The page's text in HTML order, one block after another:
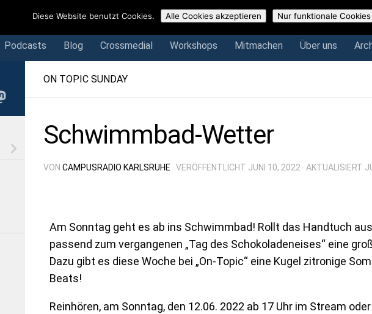
Podcasts Blog Crossmedial Workshops Mitmachen Über uns Archiv
Podcasts Blog Crossmedial Workshops Mitmachen Über uns
ON TOPIC SUNDAY
Schwimmbad-Wetter
VON CAMPUSRADIO KARLSRUHE · VERÖFFENTLICHT JUNI 10, 2022 · AKTUALISIERT
Am Sonntag geht es ab ins Schwimmbad! Rollt das Handtuch
passend zum vergangenen „Tag des Schokoladeneises“ eine
Dazu gibt es diese Woche bei „On-Topic“ eine Kugel zitronige
Beats!
Reinhören, am Sonntag, den 12.06. 2022 ab 17 Uhr im Stream
Diese Website benutzt Cookies. Alle Cookies akzeptieren Nur funktionale